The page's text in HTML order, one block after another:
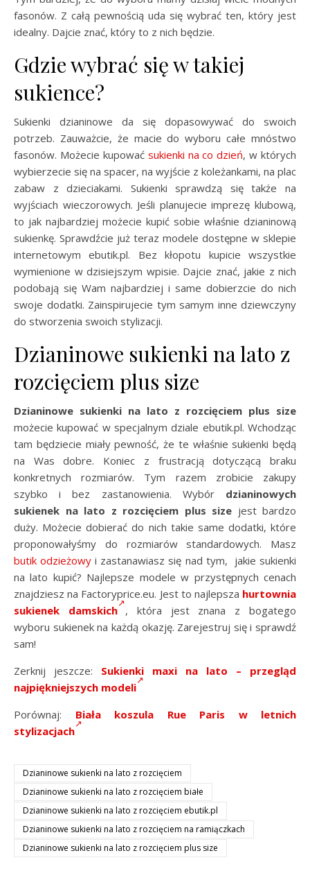
fasonów. Z całą pewnością uda się wybrać ten, który jest
idealny. Dajcie znać, który to z nich będzie.
Gdzie wybrać się w takiej
sukience?
Sukienki dzianinowe da się dopasowywać do swoich
potrzeb. Zauważcie, że macie do wyboru całe mnóstwo
fasonów. Możecie kupować sukienki na co dzień, w których
wybierzecie się na spacer, na wyjście z koleżankami, na plac
zabaw z dzieciakami. Sukienki sprawdzą się także na
wyjściach wieczorowych. Jeśli planujecie imprezę klubową,
to jak najbardziej możecie kupić sobie właśnie dzianinową
sukienkę. Sprawdźcie już teraz modele dostępne w sklepie
internetowym ebutik.pl. Bez kłopotu kupicie wszystkie
wymienione w dzisiejszym wpisie. Dajcie znać, jakie z nich
podobają się Wam najbardziej i same dobierzcie do nich
swoje dodatki. Zainspirujecie tym samym inne dziewczyny
do stworzenia swoich stylizacji.
Dzianinowe sukienki na lato z
rozcięciem plus size
Dzianinowe sukienki na lato z rozcięciem plus size
możecie kupować w specjalnym dziale ebutik.pl. Wchodząc
tam będziecie miały pewność, że te właśnie sukienki będą
na Was dobre. Koniec z frustracją dotyczącą braku
konkretnych rozmiarów. Tym razem zrobicie zakupy
szybko i bez zastanowienia. Wybór dzianinowych
sukienek na lato z rozcięciem plus size jest bardzo
duży. Możecie dobierać do nich takie same dodatki, które
proponowałyśmy do rozmiarów standardowych. Masz
butik odzieżowy i zastanawiasz się nad tym, jakie sukienki
na lato kupić? Najlepsze modele w przystępnych cenach
znajdziesz na Factoryprice.eu. Jest to najlepsza hurtownia
sukienek damskich
, która jest znana z bogatego
wyboru sukienek na każdą okazję. Zarejestruj się i sprawdź
sam!
Zerknij jeszcze: Sukienki maxi na lato – przegląd
najpiękniejszych modeli
Porównaj: Biała koszula Rue Paris w letnich
stylizacjach
Dzianinowe sukienki na lato z rozcięciem
Dzianinowe sukienki na lato z rozcięciem białe
Dzianinowe sukienki na lato z rozcięciem ebutik.pl
Dzianinowe sukienki na lato z rozcięciem na ramiączkach
Dzianinowe sukienki na lato z rozcięciem plus size